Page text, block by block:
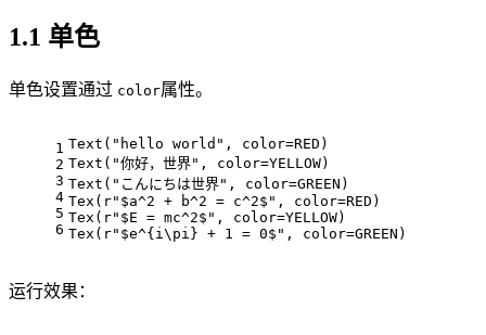
1.1 单色
单色设置通过 color属性。
1
2
3
4
5
6
Text("hello world", color=RED)
Text("你好，世界", color=YELLOW)
Text("こんにちは世界", color=GREEN)
Tex(r"$a^2 + b^2 = c^2$", color=RED)
Tex(r"$E = mc^2$", color=YELLOW)
Tex(r"$e^{i\pi} + 1 = 0$", color=GREEN)
运行效果：